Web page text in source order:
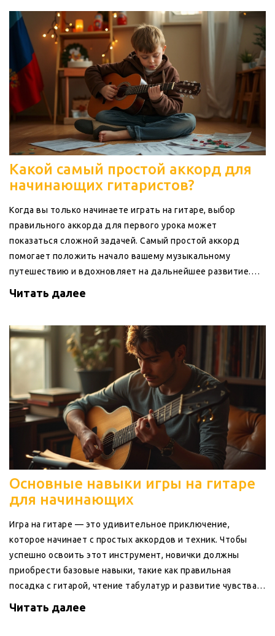
Какой самый простой аккорд для
начинающих гитаристов?
Когда вы только начинаете играть на гитаре, выбор
правильного аккорда для первого урока может
показаться сложной задачей. Самый простой аккорд
помогает положить начало вашему музыкальному
путешествию и вдохновляет на дальнейшее развитие.
оживленные споры среди начинающих музыкантов. В этой
аккордов, а также поделимся полезными советами для
легкого старта.
Читать далее
Основные навыки игры на гитаре
для начинающих
Игра на гитаре — это удивительное приключение,
которое начинает с простых аккордов и техник. Чтобы
успешно освоить этот инструмент, новички должны
приобрести базовые навыки, такие как правильная
посадка с гитарой, чтение табулатур и развитие чувства
и изучить базовые аккорды, чтобы играть любимые песни.
Читать далее